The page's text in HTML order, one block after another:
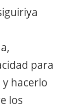
para
hacerlo
los